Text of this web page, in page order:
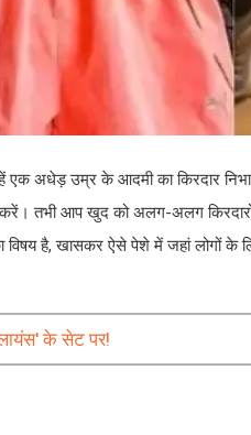
एक अधेड़ उम्र के आदमी का किरदार
तभी आप खुद को अलग-अलग
है, खासकर ऐसे पेशे में जहां लोगों के
के सेट पर!